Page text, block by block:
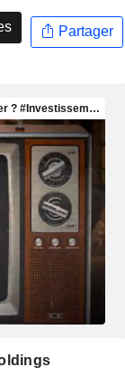
Partager